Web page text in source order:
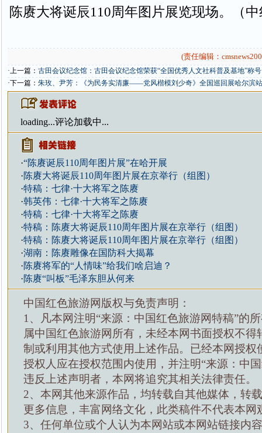
陈赓大将诞辰110周年图片展览现场。（
(责任编辑：
·上一篇： 古田会议纪念馆：古田会议纪念馆荣获“全国优秀人文社科普及基地”称
·下一篇： 朱玫、尹芳：《为民务实清廉——党风楷模刘少奇》全国巡回展哈尔滨
loading...评论加载中...
·“陈赓诞辰110周年图片展”在哈开展
·陈赓大将诞辰110周年图片展在京举行（组图）
·特稿：七律·十大将军之陈赓
·韩英伟：七律·十大将军之陈赓
·特稿：七律·十大将军之陈赓
·特稿：陈赓大将诞辰110周年图片展在京举行（组图）
·特稿：陈赓大将诞辰110周年图片展在京举行（组图）
·湖南：陈赓雕像在国防科大揭幕
·陈赓将军的“人情味”给我们啥启迪？
·陈赓“叫板”毛泽东胆从何来
中国红色旅游网版权与免责声明：
1、凡本网注明“来源：中国红色旅游网特稿”的
属中国红色旅游网所有，未经本网书面授权不得
制或利用其他方式使用上述作品。已经本网授权
授权人应在授权范围内使用，并注明“来源：中
违反上述声明者，本网将追究其相关法律责任。
2、本网其他来源作品，均转载自其他媒体，转
更多信息，丰富网络文化，此类稿件不代表本网
3、任何单位或个人认为本网站或本网站链接内